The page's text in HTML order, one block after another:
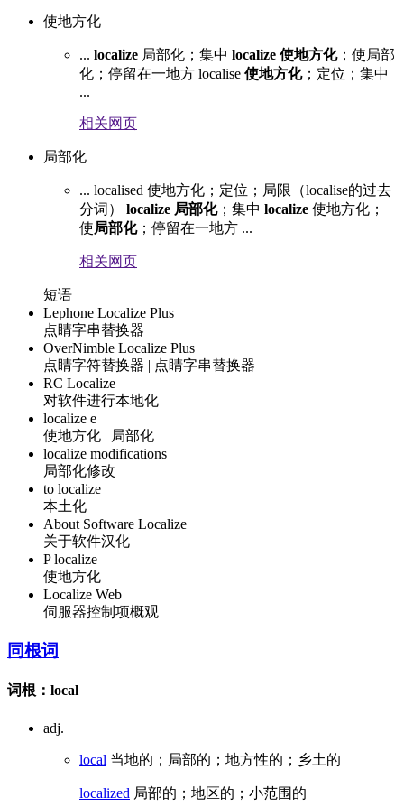
使地方化
... localize 局部化；集中 localize 使地方化；使局部
化；停留在一地方 localise 使地方化；定位；集中
...
相关网页
局部化
... localised 使地方化；定位；局限（localise的过去
分词） localize 局部化；集中 localize 使地方化；
使局部化；停留在一地方 ...
相关网页
短语
Lephone Localize Plus
点睛字串替换器
OverNimble Localize Plus
点睛字符替换器 | 点睛字串替换器
RC Localize
对软件进行本地化
localize e
使地方化 | 局部化
localize modifications
局部化修改
to localize
本土化
About Software Localize
关于软件汉化
P localize
使地方化
Localize Web
伺服器控制项概观
同根词
词根：local
adj.
local 当地的；局部的；地方性的；乡土的
localized 局部的；地区的；小范围的